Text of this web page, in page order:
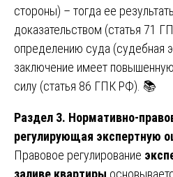
стороны) – тогда ее
доказательством (статья 71
определению суда (судебная
заключение имеет
силу (статья 86 ГПК РФ). 📚
Раздел 3. Нормативно-
регулирующая экспертную
Правовое регулирование
заливе квартиры